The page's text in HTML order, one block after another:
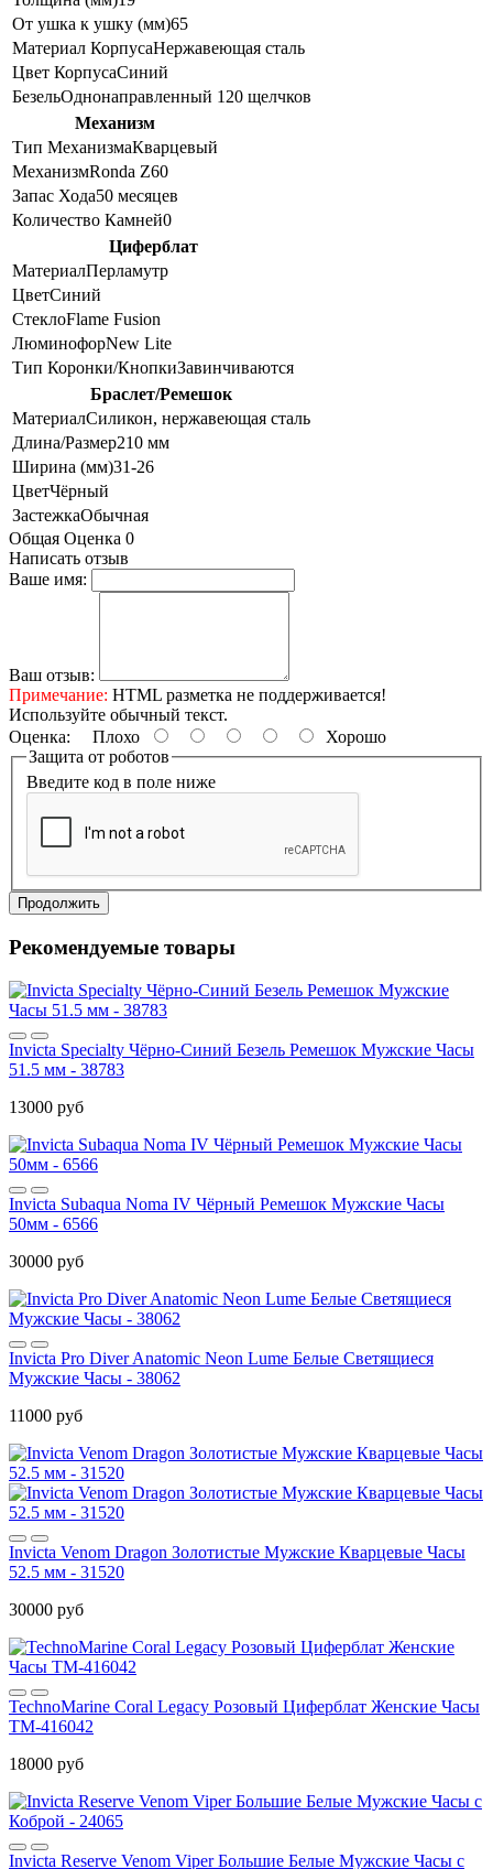
От ушка к ушку (мм)65
Материал КорпусаНержавеющая сталь
Цвет КорпусаСиний
БезельОднонаправленный 120 щелчков
Механизм
Тип МеханизмаКварцевый
МеханизмRonda Z60
Запас Хода50 месяцев
Количество Камней0
Циферблат
МатериалПерламутр
ЦветСиний
СтеклоFlame Fusion
ЛюминофорNew Lite
Тип Коронки/КнопкиЗавинчиваются
Браслет/Ремешок
МатериалСиликон, нержавеющая сталь
Длина/Размер210 мм
Ширина (мм)31-26
ЦветЧёрный
ЗастежкаОбычная
Общая Оценка 0
Написать отзыв
Ваше имя:
Ваш отзыв:
Примечание: HTML разметка не поддерживается!
Используйте обычный текст.
Оценка: Плохо
Хорошо
Защита от роботов
Введите код в поле ниже
Продолжить
Рекомендуемые товары
Invicta Specialty Чёрно-Синий Безель Ремешок Мужские Часы
51.5 мм - 38783
13000 руб
Invicta Subaqua Noma IV Чёрный Ремешок Мужские Часы
50мм - 6566
30000 руб
Invicta Pro Diver Anatomic Neon Lume Белые Светящиеся
Мужские Часы - 38062
11000 руб
Invicta Venom Dragon Золотистые Мужские Кварцевые Часы
52.5 мм - 31520
30000 руб
TechnoMarine Coral Legacy Розовый Циферблат Женские Часы
TM-416042
18000 руб
Invicta Reserve Venom Viper Большие Белые Мужские Часы с